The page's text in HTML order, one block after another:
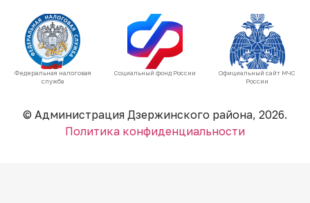
Федеральная налоговая
служба
Социальный фонд России
Официальный сайт МЧС
России
© Администрация Дзержинского района, 2026.
Политика конфиденциальности